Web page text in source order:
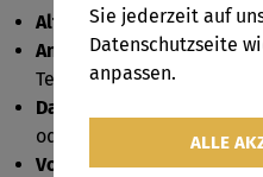
Altersgruppe: 7-10 Jahre
Anzahl der Spielenden:
Teams bilden)
Dauer
: ca. 60 Minuten -
oder auch komplett
Vorbereitungszeit: ca. 15
Sie jederzeit auf
Datenschutzseite
anpassen.